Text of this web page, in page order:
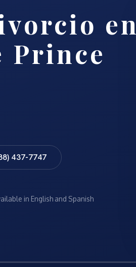
en
Prince
437-7747
in English and Spanish